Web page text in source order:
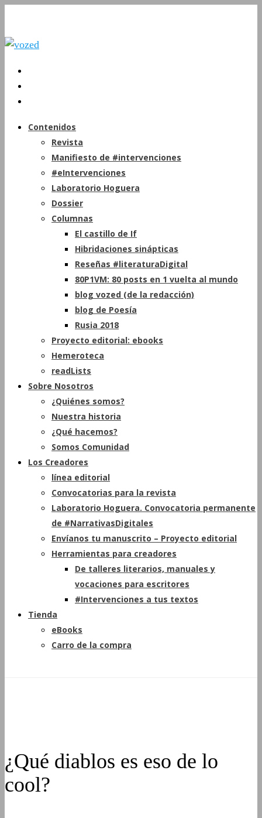
Contenidos
Revista
Manifiesto de #intervenciones
#eIntervenciones
Laboratorio Hoguera
Dossier
Columnas
El castillo de If
Hibridaciones sinápticas
Reseñas #literaturaDigital
80P1VM: 80 posts en 1 vuelta al mundo
blog vozed (de la redacción)
blog de Poesía
Rusia 2018
Proyecto editorial: ebooks
Hemeroteca
readLists
Sobre Nosotros
¿Quiénes somos?
Nuestra historia
¿Qué hacemos?
Somos Comunidad
Los Creadores
línea editorial
Convocatorias para la revista
Laboratorio Hoguera. Convocatoria permanente
de #NarrativasDigitales
Envíanos tu manuscrito – Proyecto editorial
Herramientas para creadores
De talleres literarios, manuales y
vocaciones para escritores
#Intervenciones a tus textos
Tienda
eBooks
Carro de la compra
¿Qué diablos es eso de lo
cool?